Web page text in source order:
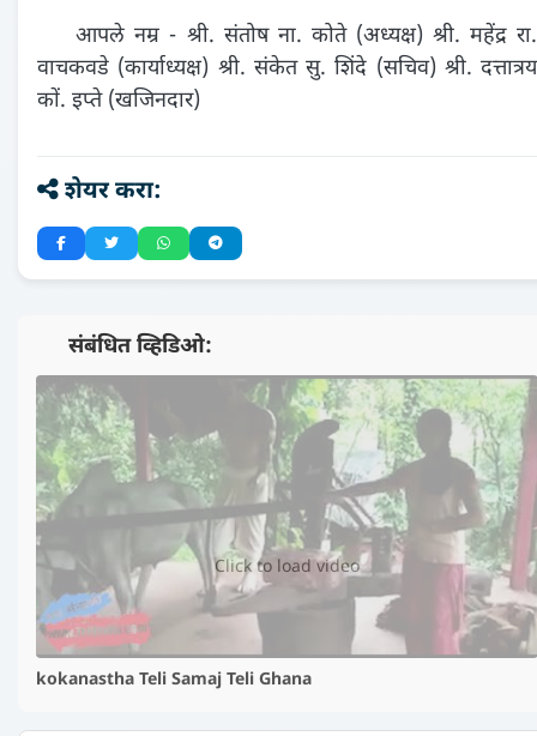
आपले नम्र - श्री. संतोष ना. कोते (अध्यक्ष) श्री. महेंद्र रा.
वाचकवडे (कार्याध्यक्ष) श्री. संकेत सु. शिंदे (सचिव) श्री. दत्तात्रय
कों. इप्ते (खजिनदार)
शेयर करा:
📺 संबंधित व्हिडिओ:
▶️
Click to load video
kokanastha Teli Samaj Teli Ghana